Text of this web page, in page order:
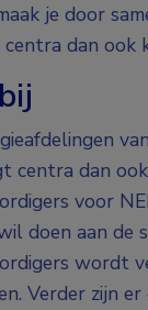
je door
centra dan ook
centra dan
voor
doen aan de
wordt
Verder zijn